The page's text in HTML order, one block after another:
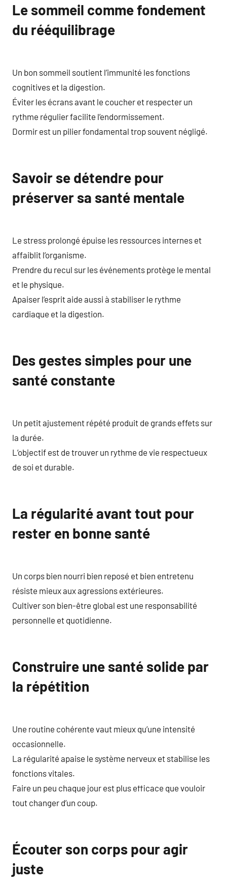
Le sommeil comme fondement
du rééquilibrage
Un bon sommeil soutient l’immunité les fonctions
cognitives et la digestion.
Éviter les écrans avant le coucher et respecter un
rythme régulier facilite l’endormissement.
Dormir est un pilier fondamental trop souvent négligé.
Savoir se détendre pour
préserver sa santé mentale
Le stress prolongé épuise les ressources internes et
affaiblit l’organisme.
Prendre du recul sur les événements protège le mental
et le physique.
Apaiser l’esprit aide aussi à stabiliser le rythme
cardiaque et la digestion.
Des gestes simples pour une
santé constante
Un petit ajustement répété produit de grands effets sur
la durée.
L’objectif est de trouver un rythme de vie respectueux
de soi et durable.
La régularité avant tout pour
rester en bonne santé
Un corps bien nourri bien reposé et bien entretenu
résiste mieux aux agressions extérieures.
Cultiver son bien-être global est une responsabilité
personnelle et quotidienne.
Construire une santé solide par
la répétition
Une routine cohérente vaut mieux qu’une intensité
occasionnelle.
La régularité apaise le système nerveux et stabilise les
fonctions vitales.
Faire un peu chaque jour est plus efficace que vouloir
tout changer d’un coup.
Écouter son corps pour agir
juste